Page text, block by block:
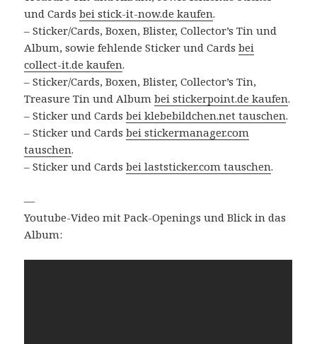
und Cardsbei stick-it-now.de kaufen.
– Sticker/Cards, Boxen, Blister, Collector’s Tin und
Album, sowie fehlende Sticker und Cardsbei
collect-it.de kaufen.
– Sticker/Cards, Boxen, Blister, Collector’s Tin,
Treasure Tin und Albumbei stickerpoint.de kaufen.
– Sticker und Cardsbei klebebildchen.net tauschen.
– Sticker und Cardsbei stickermanager.com
tauschen.
– Sticker und Cardsbei laststicker.com tauschen.
—
Youtube-Video mit Pack-Openings und Blick in das
Album: